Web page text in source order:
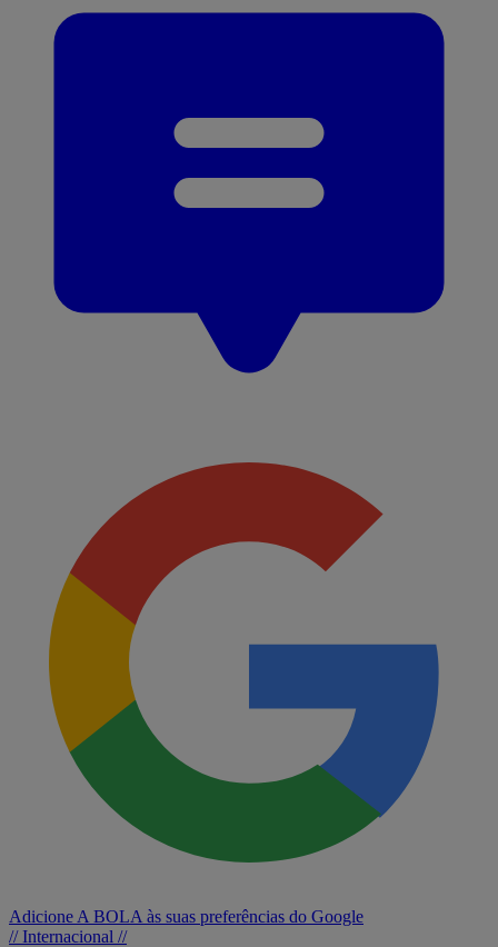
Adicione A BOLA às suas preferências do Google
// Internacional //